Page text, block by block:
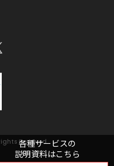
Reserved.
各種サービスの
説明資料はこちら